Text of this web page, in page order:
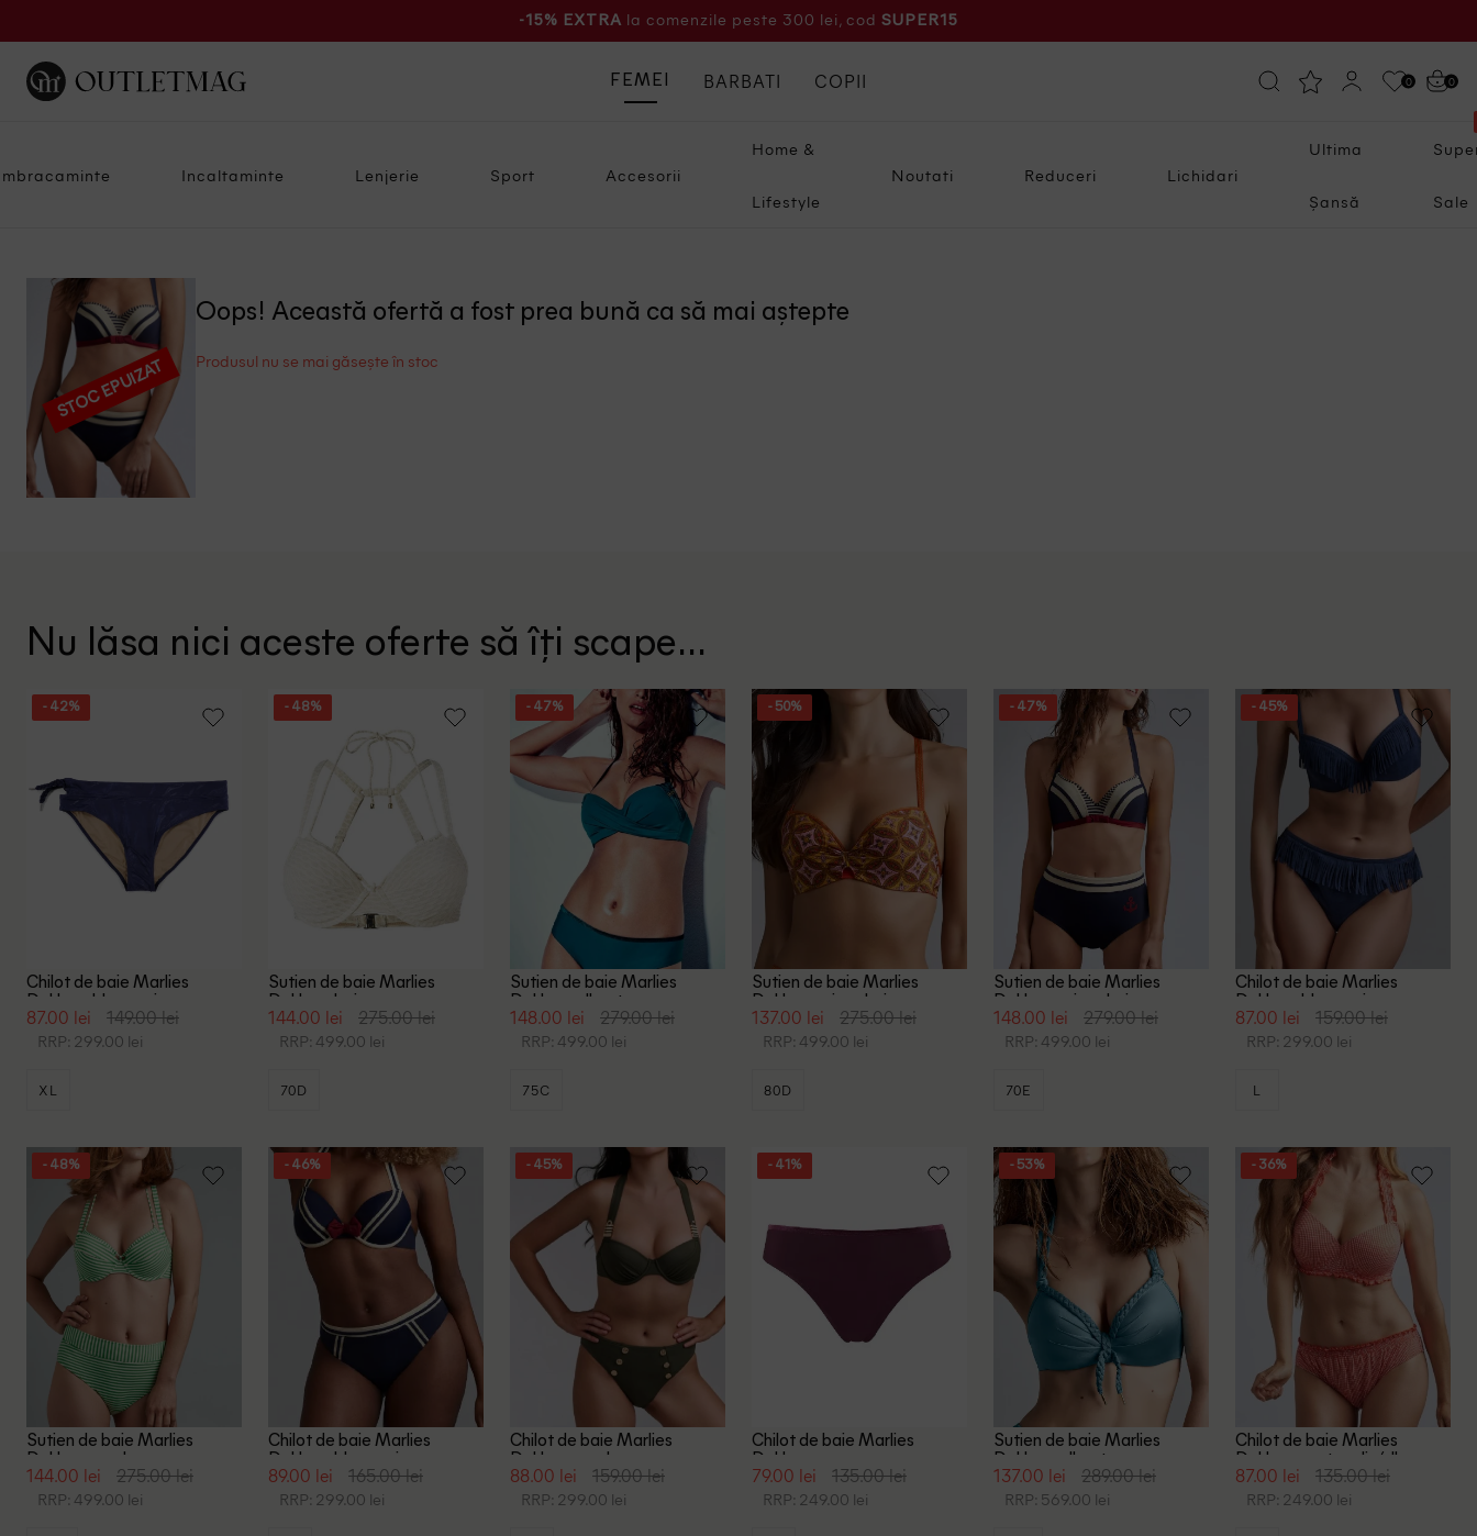
-15% EXTRA la comenzile peste 300 lei, cod SUPER15
0 0
Incaltaminte Lenjerie Sport Accesorii
Home &
Lifestyle
Noutati Reduceri Lichidari
Ultima
Șansă Sale
FEMEI BARBATI COPII
STOC EPUIZAT
Oops! Această ofertă a fost prea bună ca să mai aștepte
Produsul nu se mai găsește în stoc
Nu lăsa nici aceste oferte să îți scape...
- 42%
Chilot de baie Marlies
Dekkers, bleumarin
87.00 lei 149.00 lei
RRP: 299.00 lei
XL
- 48%
Sutien de baie Marlies
Dekkers, bej
144.00 lei 275.00 lei
RRP: 499.00 lei
70D
- 47%
Sutien de baie Marlies
Dekkers, albastru
148.00 lei 279.00 lei
RRP: 499.00 lei
75C
- 50%
Sutien de baie Marlies
Dekkers, mix culori
137.00 lei 275.00 lei
RRP: 499.00 lei
80D
- 47%
Sutien de baie Marlies
Dekkers, mix culori
148.00 lei 279.00 lei
RRP: 499.00 lei
70E
- 45%
Chilot de baie Marlies
Dekkers, bleumarin
87.00 lei 159.00 lei
RRP: 299.00 lei
L
- 48%
Sutien de baie Marlies
Dekkers, verde
144.00 lei 275.00 lei
RRP: 499.00 lei
- 46%
Chilot de baie Marlies
Dekkers, bleumarin
89.00 lei 165.00 lei
RRP: 299.00 lei
- 45%
Chilot de baie Marlies
Dekkers, verde
88.00 lei 159.00 lei
RRP: 299.00 lei
- 41%
Chilot de baie Marlies
Dekkers, pruna
79.00 lei 135.00 lei
RRP: 249.00 lei
- 53%
Sutien de baie Marlies
Dekkers, albastru
137.00 lei 289.00 lei
RRP: 569.00 lei
- 36%
Chilot de baie Marlies
Dekkers, portocaliu/alb
87.00 lei 135.00 lei
RRP: 249.00 lei